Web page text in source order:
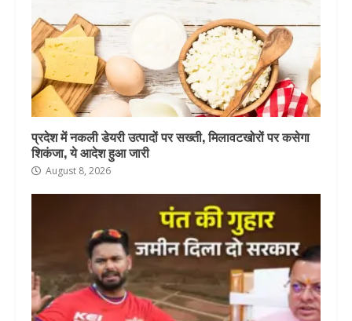
प्रदेश में नकली डेयरी उत्पादों पर सख्ती, मिलावटखोरों पर कसेगा
शिकंजा, ये आदेश हुआ जारी
August 8, 2026